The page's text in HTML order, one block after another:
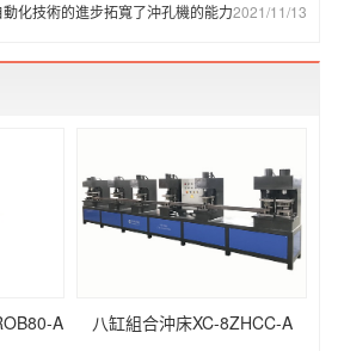
2021/11/13
化技術的進步拓寬了沖孔機的能力
A 八缸組合沖床XC-8ZHCC-A